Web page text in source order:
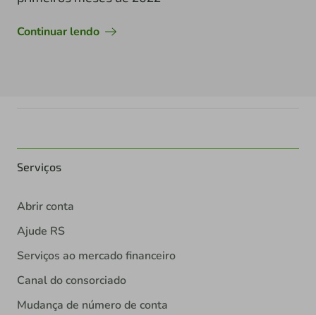
Continuar lendo
Serviços
Abrir conta
Ajude RS
Serviços ao mercado financeiro
Canal do consorciado
Mudança de número de conta